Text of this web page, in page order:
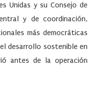
Unidas y su Consejo de
y de coordinación,
más democráticas
desarrollo sostenible en
antes de la operación